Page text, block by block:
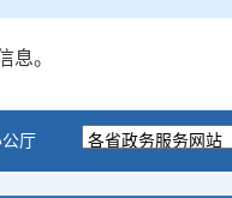
息。
厅